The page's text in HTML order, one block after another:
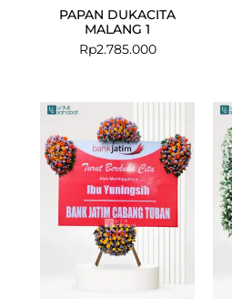
PAPAN DUKACITA
MALANG 1
Rp2.785.000